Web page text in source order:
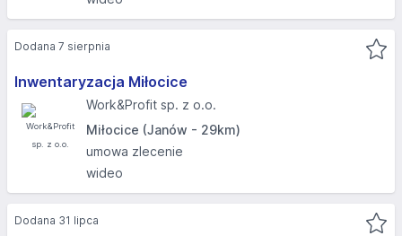
Inwentaryzacja Miłocice
Work&Profit sp. z o.o.
Miłocice (Janów - 29km)
umowa zlecenie
wideo
Dodana 7 sierpnia
Dodana 31 lipca